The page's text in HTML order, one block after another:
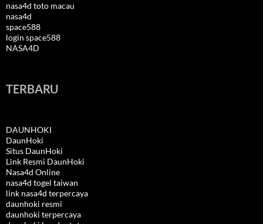
nasa4d toto macau
nasa4d
space588
login space588
NASA4D
TERBARU
DAUNHOKI
DaunHoki
Situs DaunHoki
Link Resmi DaunHoki
Nasa4d Online
nasa4d togel taiwan
link nasa4d terpercaya
daunhoki resmi
daunhoki terpercaya